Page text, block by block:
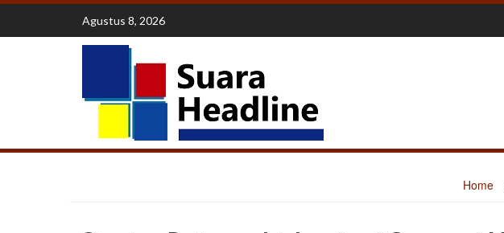
Skip
content
Agustus 8, 2026
Home